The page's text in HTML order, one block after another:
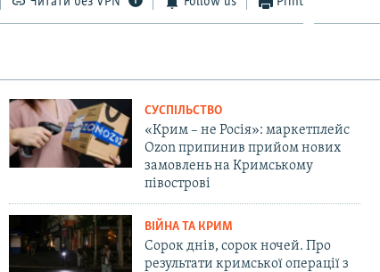
СУСПІЛЬСТВО
«Крим – не Росія»: маркетплейс
Ozon припинив прийом нових
замовлень на Кримському
півострові
ВІЙНА ТА КРИМ
Сорок днів, сорок ночей. Про
результати кримської операції з